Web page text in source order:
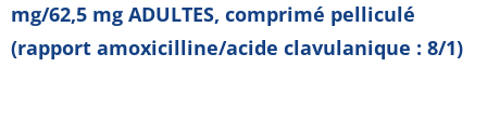
mg/62,5 mg ADULTES, comprimé pelliculé
(rapport amoxicilline/acide clavulanique : 8/1)